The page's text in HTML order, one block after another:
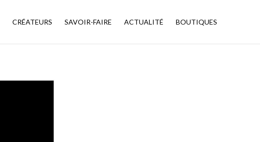
CRÉATEURS SAVOIR-FAIRE ACTUALITÉ BOUTIQUES